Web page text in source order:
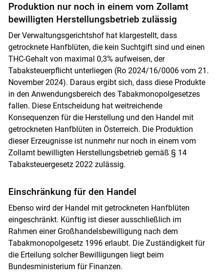
Skip to main content
Produktion nur noch in einem vom Zollamt
bewilligten Herstellungsbetrieb zulässig
Der Verwaltungsgerichtshof hat klargestellt, dass
getrocknete Hanfblüten, die kein Suchtgift sind und einen
THC-Gehalt von maximal 0,3% aufweisen, der
Tabaksteuerpflicht unterliegen (Ro 2024/16/0006 vom 21.
November 2024). Daraus ergibt sich, dass diese Produkte
in den Anwendungsbereich des Tabakmonopolgesetzes
fallen. Diese Entscheidung hat weitreichende
Konsequenzen für die Herstellung und den Handel mit
getrockneten Hanfblüten in Österreich. Die Produktion
dieser Erzeugnisse ist nunmehr nur noch in einem vom
Zollamt bewilligten Herstellungsbetrieb gemäß § 14
Tabaksteuergesetz 2022 zulässig.
Einschränkung für den Handel
Ebenso wird der Handel mit getrockneten Hanfblüten
eingeschränkt. Künftig ist dieser ausschließlich im
Rahmen einer Großhandelsbewilligung nach dem
Tabakmonopolgesetz 1996 erlaubt. Die Zuständigkeit für
die Erteilung solcher Bewilligungen liegt beim
Bundesministerium für Finanzen.